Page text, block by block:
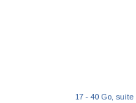
17 - 40 Go, suite